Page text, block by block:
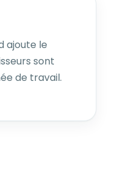
ajoute le
sont
de travail.